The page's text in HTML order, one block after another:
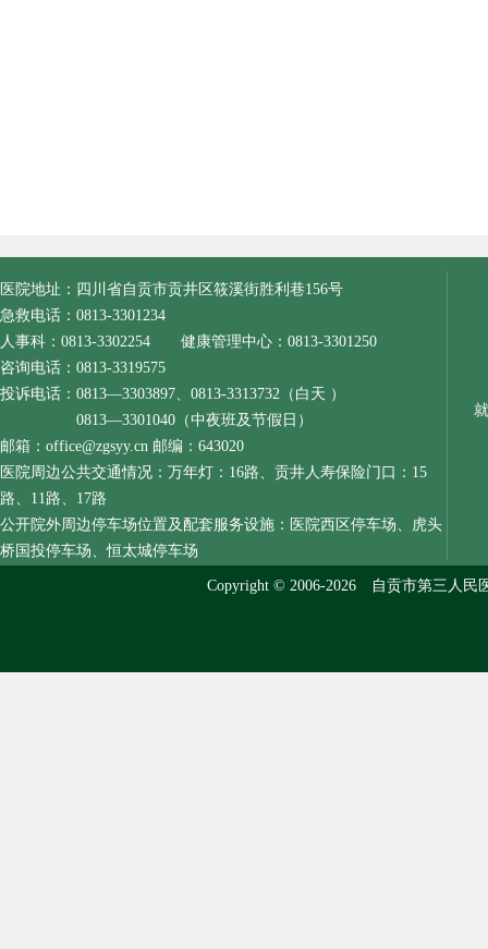
医院地址：四川省自贡市贡井区筱溪街胜利巷156号
急救电话：0813-3301234
人事科：0813-3302254 健康管理中心：0813-3301250
咨询电话：0813-3319575
投诉电话：0813—3303897、0813-3313732（白天 ）
0813—3301040（中夜班及节假日）
邮箱：office@zgsyy.cn 邮编：643020
医院周边公共交通情况：万年灯：16路、贡井人寿保险门口：15
路、11路、17路
公开院外周边停车场位置及配套服务设施：医院西区停车场、虎头
桥国投停车场、恒太城停车场
Copyright © 2006-2026 自贡市第三人